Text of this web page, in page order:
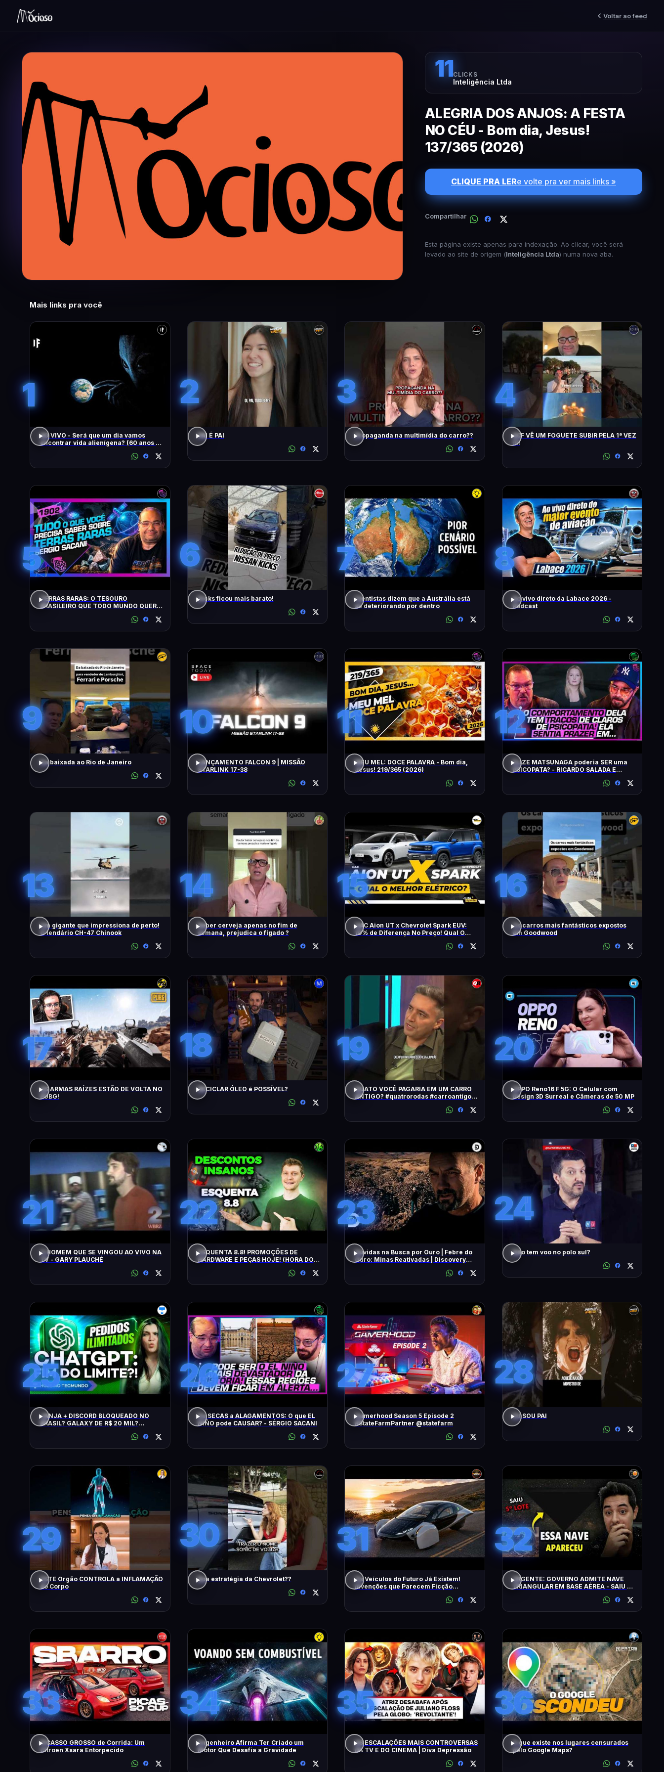
Voltar ao feed
11CLICKS
Inteligência Ltda
ALEGRIA DOS ANJOS: A FESTA
NO CÉU - Bom dia, Jesus!
137/365 (2026)
CLIQUE PRA LERe volte pra ver mais links »
Compartilhar
Esta página existe apenas para indexação. Ao clicar, você será
levado ao site de origem (Inteligência Ltda) numa nova aba.
Mais links pra você
1
AO VIVO - Será que um dia vamos
encontrar vida alienígena? (60 anos de
2
PAI É PAI
3
Propaganda na multimídia do carro??
4
ACF VÊ UM FOGUETE SUBIR PELA 1ª VEZ
!!!!
5
TERRAS RARAS: O TESOURO
BRASILEIRO QUE TODO MUNDO QUER:
6
Kicks ficou mais barato!
7
Cientistas dizem que a Austrália está
se deteriorando por dentro
8
Ao vivo direto da Labace 2026 -
Podcast
9
Da baixada ao Rio de Janeiro
10
LANÇAMENTO FALCON 9 | MISSÃO
STARLINK 17-38
11
MEU MEL: DOCE PALAVRA - Bom dia,
Jesus! 219/365 (2026)
12
ELIZE MATSUNAGA poderia SER uma
PSICOPATA? - RICARDO SALADA E
13
Um gigante que impressiona de perto!
O lendário CH-47 Chinook
14
Beber cerveja apenas no fim de
semana, prejudica o fígado ?
15
GAC Aion UT x Chevrolet Spark EUV:
10% de Diferença No Preço! Qual O
16
Os carros mais fantásticos expostos
em Goodwood
17
AS ARMAS RAÍZES ESTÃO DE VOLTA NO
PUBG!
18
RECICLAR ÓLEO é POSSÍVEL?
19
QUATO VOCÊ PAGARIA EM UM CARRO
ANTIGO? #quatrorodas #carroantigo
20
OPPO Reno16 F 5G: O Celular com
Design 3D Surreal e Câmeras de 50 MP
21
O HOMEM QUE SE VINGOU AO VIVO NA
TV - GARY PLAUCHÉ
22
ESQUENTA 8.8! PROMOÇÕES DE
HARDWARE E PEÇAS HOJE! (HORA DO
23
Dúvidas na Busca por Ouro | Febre do
Ouro: Minas Reativadas | Discovery
24
Não tem voo no polo sul?
25
JANJA + DISCORD BLOQUEADO NO
BRASIL? GALAXY DE R$ 20 MIL?
26
De SECAS a ALAGAMENTOS: O que EL
NIÑO pode CAUSAR? - SÉRGIO SACANI
27
Gamerhood Season 5 Episode 2
#StateFarmPartner @statefarm
28
EU SOU PAI
29
ESTE Orgão CONTROLA a INFLAMAÇÃO
do Corpo
30
Boa estratégia da Chevrolet??
31
Os Veículos do Futuro Já Existem!
Invenções que Parecem Ficção
32
URGENTE: GOVERNO ADMITE NAVE
TRIANGULAR EM BASE AÉREA - SAIU O
33
PICASSO GROSSO de Corrida: Um
Citroen Xsara Entorpecido
34
Engenheiro Afirma Ter Criado um
Motor Que Desafia a Gravidade
35
AS ESCALAÇÕES MAIS CONTROVERSAS
DA TV E DO CINEMA | Diva Depressão
36
O que existe nos lugares censurados
pelo Google Maps?